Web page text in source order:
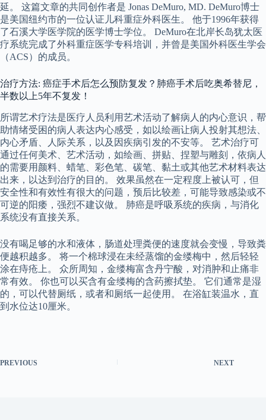
延。 这篇文章的共同创作者是 Jonas DeMuro, MD. DeMuro博士
是美国纽约市的一位认证儿科重症外科医生。 他于1996年获得
了石溪大学医学院的医学博士学位。 DeMuro在北岸长岛犹太医
疗系统完成了外科重症医学专科培训，并曾是美国外科医生学会
（ACS）的成员。
治疗方法: 癌症手术后怎么预防复发？肺癌手术后吃奥希替尼，
半数以上5年不复发！
所谓艺术疗法是医疗人员利用艺术活动了解病人的内心意识，帮
助情绪受困的病人表达内心感受，如以绘画让病人投射其想法、
内心矛盾、人际关系，以及因疾病引发的不安等。 艺术治疗可
通过任何美术、艺术活动，如绘画、拼贴、捏塑与雕刻，依病人
的需要用颜料、蜡笔、彩色笔、碳笔、黏土或其他艺术材料表达
出来，以达到治疗的目的。 效果虽然在一定程度上被认可，但
安全性和有效性有很大的问题，预后比较差，可能导致感染或不
可逆的阳痿，强烈不建议做。 肺癌是呼吸系统的疾病，与消化
系统没有直接关系。
没有喝足够的水和液体，肠道处理粪便的速度就会变慢，导致粪
便越积越多。 将一个棉球浸在未经蒸馏的金缕梅中，然后轻轻
涂在痔疮上。 众所周知，金缕梅富含丹宁酸，对消肿和止痛非
常有效。 你也可以买含有金缕梅的含药擦拭垫。 它们通常是湿
的，可以代替厕纸，或者和厕纸一起使用。 在浴缸装温水，直
到水位达10厘米。
PREVIOUS NEXT